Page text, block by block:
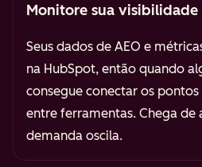
Monitore sua visibilidade
Seus dados de AEO e
na HubSpot, então quando
consegue conectar os
entre ferramentas. Chega de
demanda oscila.